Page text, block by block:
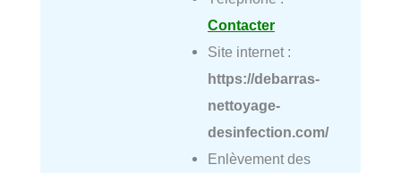
Contacter
Site internet :
https://debarras-
nettoyage-
desinfection.com/
Enlèvement des